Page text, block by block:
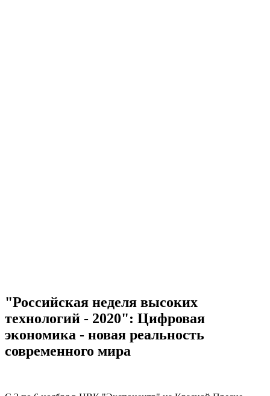
"Российская неделя высоких
технологий - 2020": Цифровая
экономика - новая реальность
современного мира